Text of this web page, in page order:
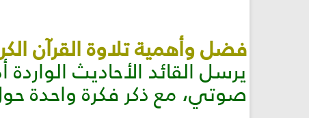
فضل وأهمية تلاوة القرآن الكريم
يرسل القائد الأحاديث
صوتي، مع ذكر فكرة واحدة